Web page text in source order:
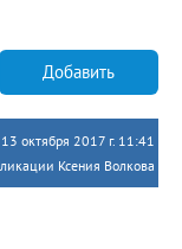
Добавить
13 октября 2017 г. 11:41
Ксения Волкова